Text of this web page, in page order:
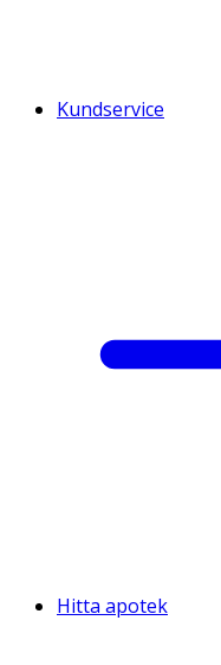
Kundservice
Hitta apotek